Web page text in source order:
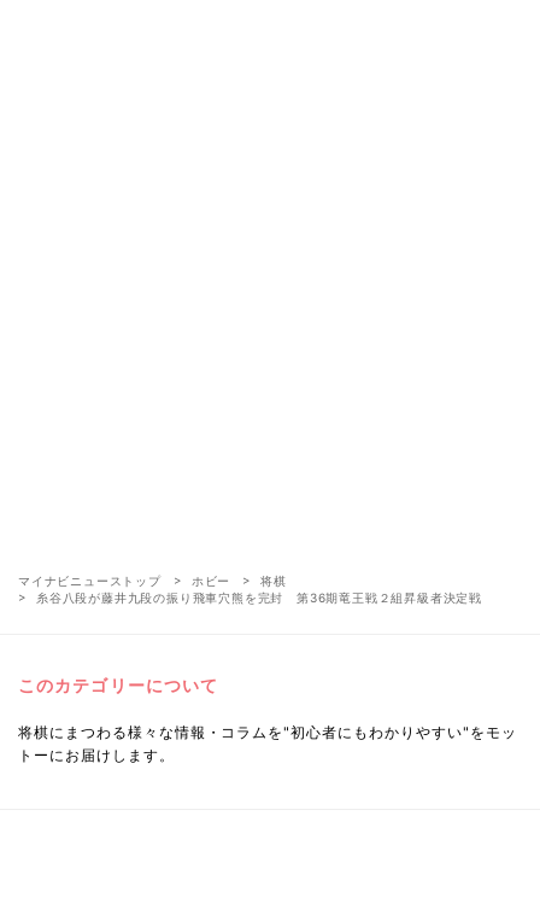
マイナビニューストップ ホビー
将棋
糸谷八段が藤井九段の振り飛車穴熊を完封 第36期竜王戦２組昇級者決定戦
このカテゴリーについて
将棋にまつわる様々な情報・コラムを"初心者にもわかりやすい"をモッ
トーにお届けします。